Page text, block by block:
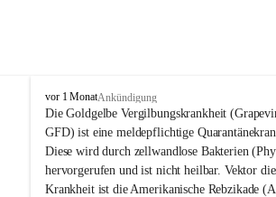
O
s
l
i
p
vor 1 MonatAnkündigung
Die Goldgelbe Vergilbungskrankheit
GFD) ist eine meldepflichtige
Diese wird durch zellwandlose Bakterien
hervorgerufen und ist nicht heilbar. Vektor
Krankheit ist die Amerikanische Rebzikade